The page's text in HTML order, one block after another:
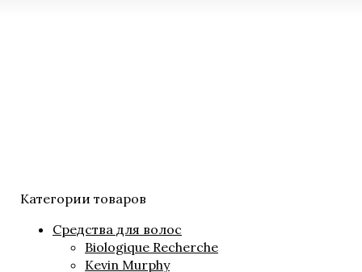
Категории товаров
Средства для волос
Biologique Recherche
Kevin Murphy